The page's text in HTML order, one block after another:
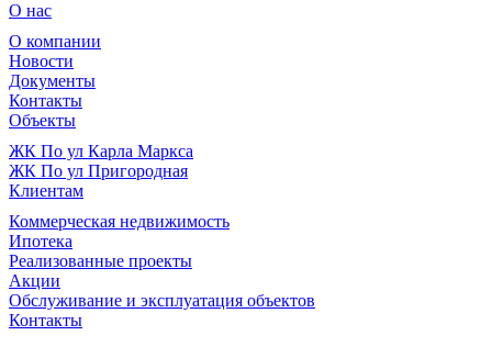
О нас
О компании
Новости
Документы
Контакты
Объекты
ЖК По ул Карла Маркса
ЖК По ул Пригородная
Клиентам
Коммерческая недвижимость
Ипотека
Реализованные проекты
Акции
Обслуживание и эксплуатация объектов
Контакты